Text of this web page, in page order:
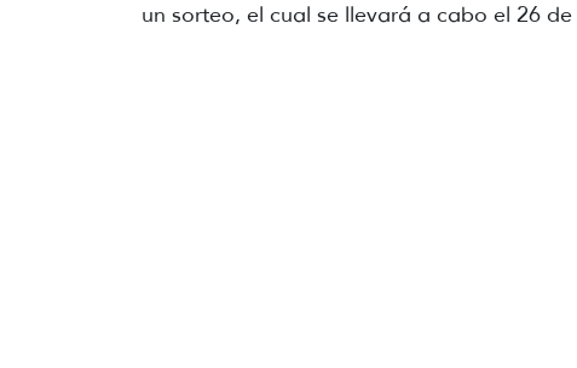
un sorteo, el cual se llevará a cabo el 26